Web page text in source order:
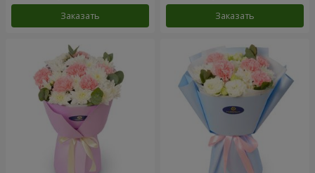
Заказать Заказать